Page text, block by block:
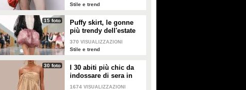
2026
Stile e trend
15 foto
Puffy skirt, le gonne
più trendy dell'estate
2026 sono quelle a
palloncino
370 VISUALIZZAZIONI
Stile e trend
30 foto
I 30 abiti più chic da
indossare di sera in
estate
1674 VISUALIZZAZIONI